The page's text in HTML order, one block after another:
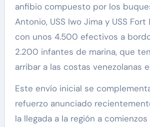
anfibio compuesto por los
Antonio, USS Iwo Jima y USS Fort
con unos 4.500 efectivos a
2.200 infantes de marina, que
arribar a las costas venezolanas
Este envío inicial se
refuerzo anunciado
la llegada a la región a